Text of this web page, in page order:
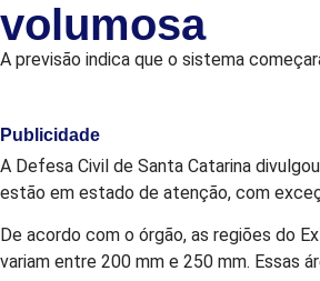
volumosa
A previsão indica que o sistema
Publicidade
A Defesa Civil de Santa Catarina
estão em estado de atenção, com
De acordo com o órgão, as regiões do
variam entre 200 mm e 250 mm. Essas